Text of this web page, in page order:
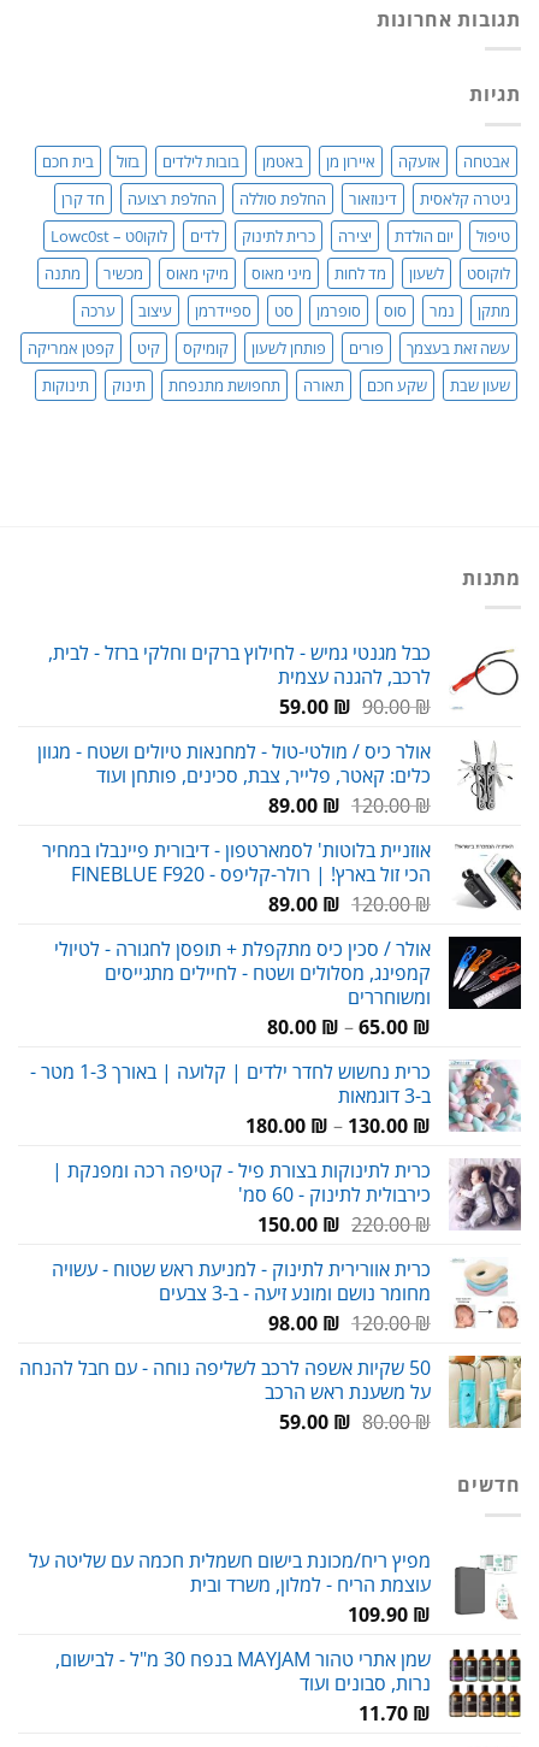
תערובת
צמחים
גאוני
מעמדתגובות אחרונות
תגיות
אבטחה אזעקה איירון מן באטמן בובות לילדים בזול
בית חכם
גיטרה קלאסית
דינוזאור החלפת סוללה החלפת רצועה
חד קרן
טיפול
יום הולדת יצירה כרית לתינוק לדים
לוקו0ט – Lowc0st
לוקוסט
לשעון מד לחות מיני מאוס מיקי מאוס מכשיר
מתנה
מתקן
נמר סוס סופרמן סט ספיידרמן עיצוב
ערכה
עשה זאת בעצמך
פורים פותחן לשעון קומיקס קיט
קפטן אמריקה
שעון שבת
שקע חכם תאורה תחפושת מתנפחת תינוק תינוקות
מתנות
כבל מגנטי גמיש - לחילוץ ברקים וחלקי ברזל - לבית,
לרכב, להגנה עצמית
90.00₪
המחיר
היה:
90.00 ₪.
59.00 ₪
המחיר
הוא:
59.00 ₪.
אולר כיס / מולטי-טול - למחנאות טיולים ושטח - מגוון
כלים: קאטר, פלייר, צבת, סכינים, פותחן ועוד
120.00₪
המחיר
היה:
120.00 ₪.
89.00 ₪
המחיר
הוא:
89.00 ₪.
אוזניית בלוטות' לסמארטפון - דיבורית פיינבלו במחיר
הכי זול בארץ! | רולר-קליפס - FINEBLUE F920
120.00₪
המחיר
היה:
120.00 ₪.
89.00 ₪
המחיר
הוא:
89.00 ₪.
אולר / סכין כיס מתקפלת + תופסן לחגורה - לטיולי
קמפינג, מסלולים ושטח - לחיילים מתגייסים
ומשוחררים
65.00 ₪
–
80.00 ₪
טווח
כרית נחשוש לחדר ילדים | קלועה | באורך 1-3 מטר -
ב-3 דוגמאות
130.00 ₪
–
180.00 ₪
עד
כרית לתינוקות בצורת פיל - קטיפה רכה ומפנקת |
כירבולית לתינוק - 60 סמ'
220.00₪
המחיר
היה:
220.00 ₪.
150.00 ₪
המחיר
הוא:
150.00 ₪.
כרית אוורירית לתינוק - למניעת ראש שטוח - עשויה
מחומר נושם ומונע זיעה - ב-3 צבעים
120.00₪
המחיר
היה:
120.00 ₪.
98.00 ₪
המחיר
הוא:
98.00 ₪.
50 שקיות אשפה לרכב לשליפה נוחה - עם חבל להנחה
על משענת ראש הרכב
80.00₪
המחיר59.00 ₪
המחיר
חדשים
מפיץ ריח/מכונת בישום חשמלית חכמה עם שליטה על
עוצמת הריח - למלון, משרד ובית
109.90 ₪
שמן אתרי טהור MAYJAM בנפח 30 מ"ל - לבישום,
נרות, סבונים ועוד
11.70 ₪